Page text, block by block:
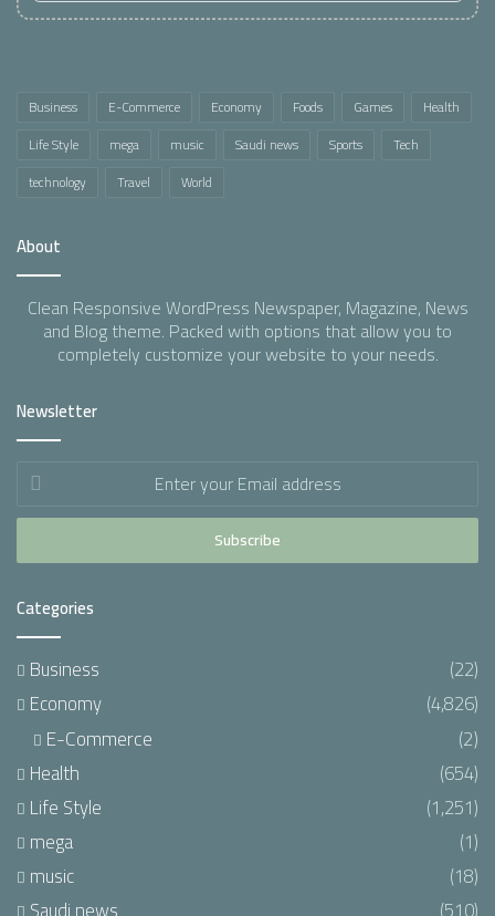
Business E-Commerce Economy Foods Games
Health
Life Style
mega music Saudi news Sports
Tech
technology
Travel World
About
Clean Responsive WordPress Newspaper, Magazine, News
and Blog theme. Packed with options that allow you to
completely customize your website to your needs.
Newsletter
Enter
your
Email
Categories
Business
(22)
Economy
(4,826)
E-Commerce (2)
Health
(654)
Life Style
(1,251)
mega
(1)
music
(18)